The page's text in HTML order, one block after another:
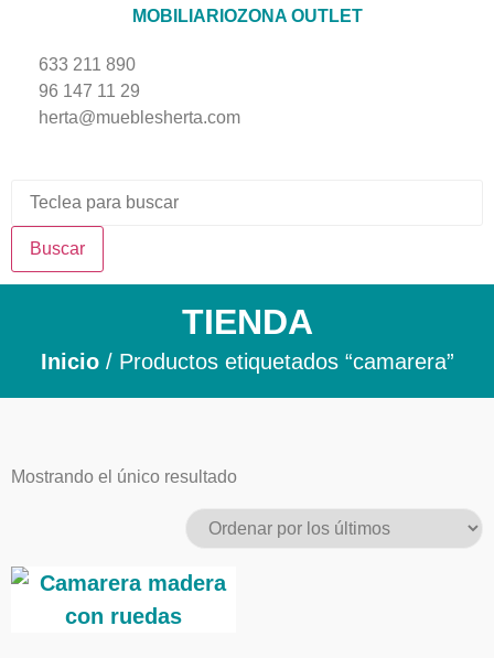
MOBILIARIOZONA OUTLET
633 211 890
96 147 11 29
herta@mueblesherta.com
Buscar
TIENDA
Inicio/ Productos etiquetados “camarera”
Mostrando el único resultado